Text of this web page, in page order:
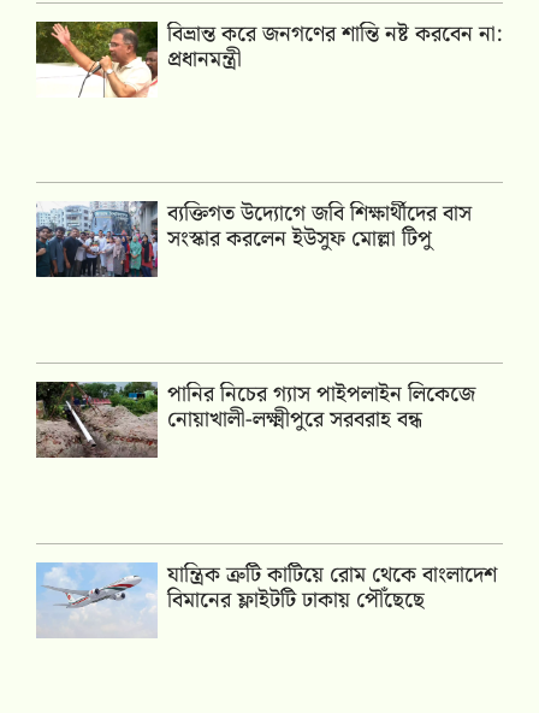
বিভ্রান্ত করে জনগণের শান্তি নষ্ট করবেন না:
প্রধানমন্ত্রী
ব্যক্তিগত উদ্যোগে জবি শিক্ষার্থীদের বাস
সংস্কার করলেন ইউসুফ মোল্লা টিপু
পানির নিচের গ্যাস পাইপলাইন লিকেজে
নোয়াখালী-লক্ষ্মীপুরে সরবরাহ বন্ধ
যান্ত্রিক ত্রুটি কাটিয়ে রোম থেকে বাংলাদেশ
বিমানের ফ্লাইটটি ঢাকায় পৌঁছেছে